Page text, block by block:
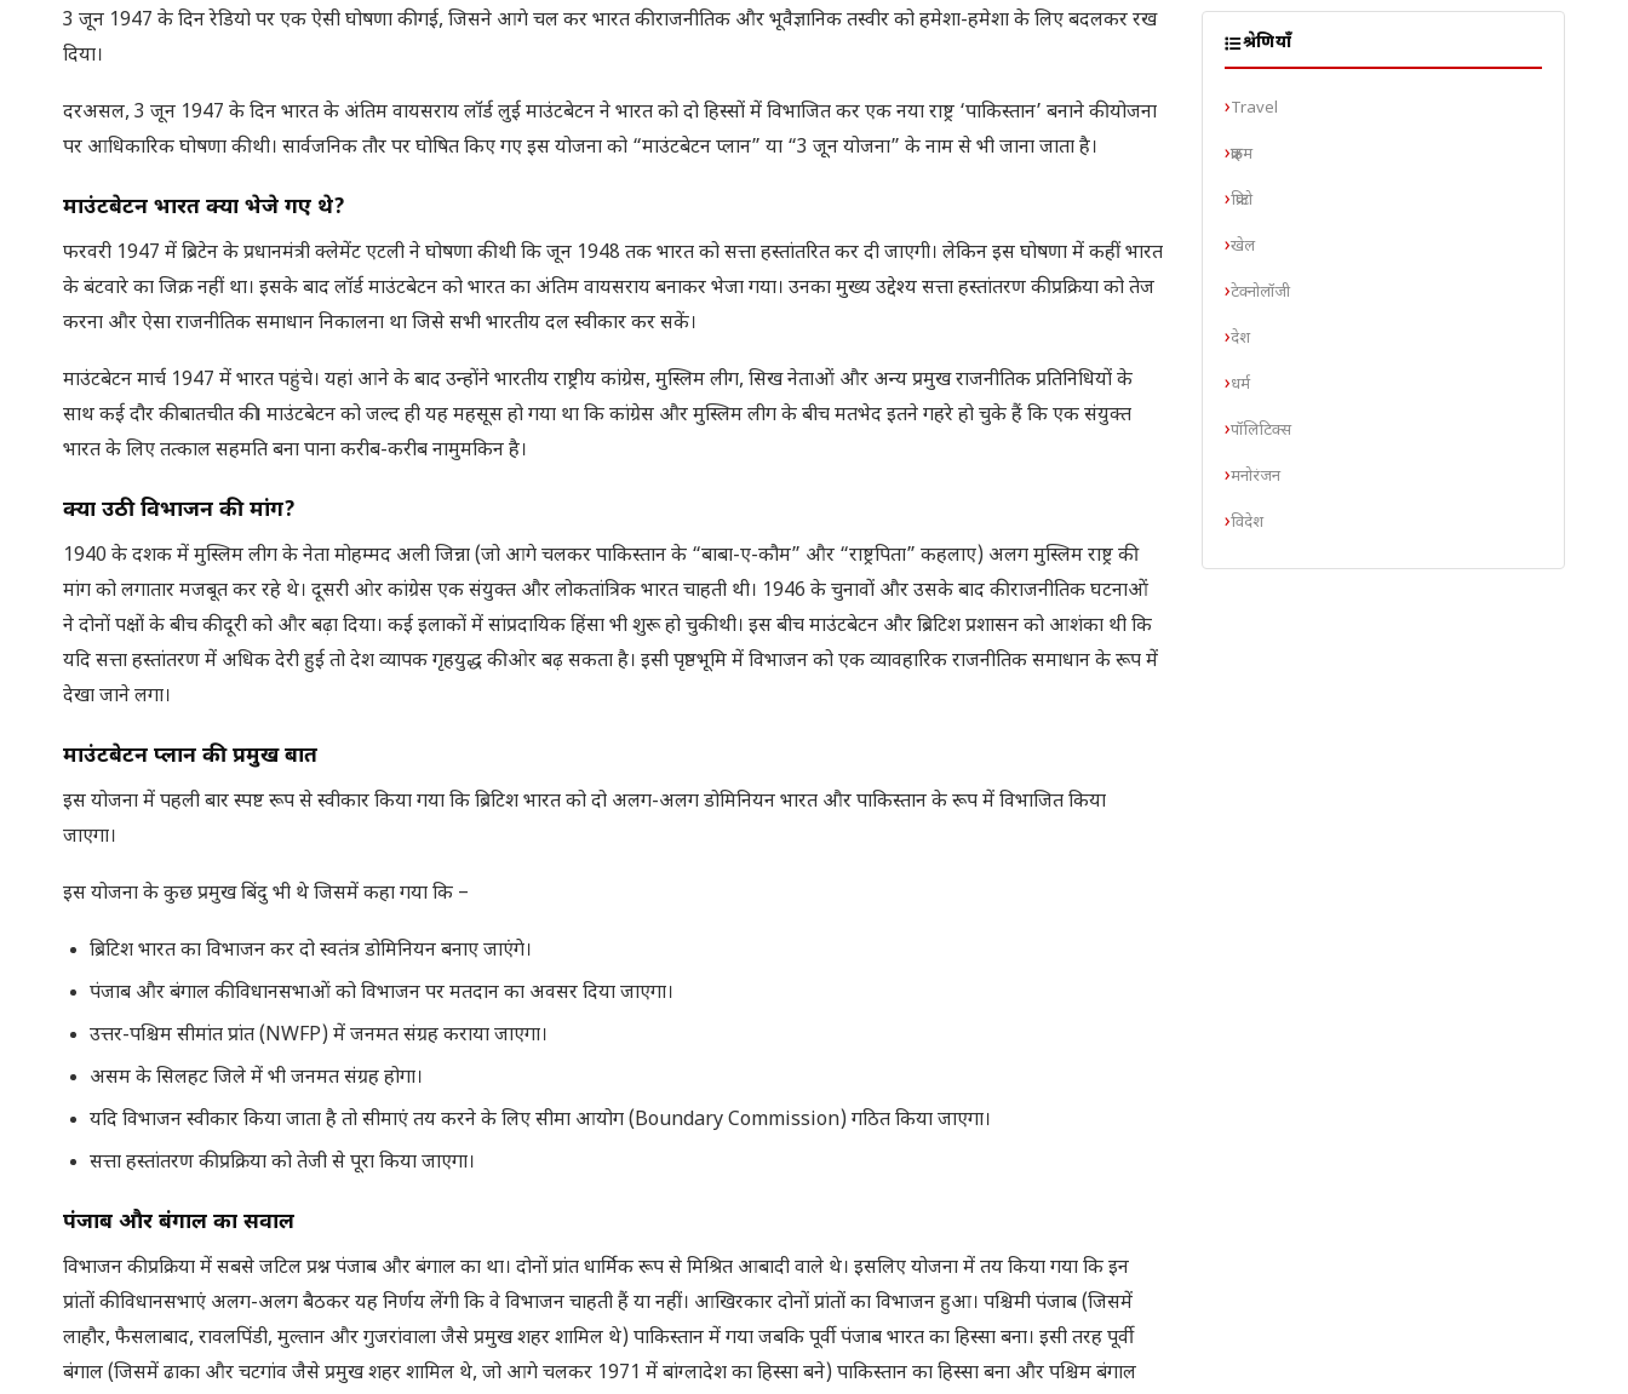
3 जून 1947 के दिन रेडियो पर एक ऐसी घोषणा की गई, जिसने आगे चल कर भारत की राजनीतिक और भूवैज्ञानिक तस्वीर को हमेशा-हमेशा के लिए बदलकर रख
दिया।
दरअसल, 3 जून 1947 के दिन भारत के अंतिम वायसराय लॉर्ड लुई माउंटबेटन ने भारत को दो हिस्सों में विभाजित कर एक नया राष्ट्र ‘पाकिस्तान’ बनाने की योजना
पर आधिकारिक घोषणा की थी। सार्वजनिक तौर पर घोषित किए गए इस योजना को “माउंटबेटन प्लान” या “3 जून योजना” के नाम से भी जाना जाता है।
माउंटबेटन भारत क्यों भेजे गए थे?
फरवरी 1947 में ब्रिटेन के प्रधानमंत्री क्लेमेंट एटली ने घोषणा की थी कि जून 1948 तक भारत को सत्ता हस्तांतरित कर दी जाएगी। लेकिन इस घोषणा में कहीं भारत
के बंटवारे का जिक्र नहीं था। इसके बाद लॉर्ड माउंटबेटन को भारत का अंतिम वायसराय बनाकर भेजा गया। उनका मुख्य उद्देश्य सत्ता हस्तांतरण की प्रक्रिया को तेज
करना और ऐसा राजनीतिक समाधान निकालना था जिसे सभी भारतीय दल स्वीकार कर सकें।
माउंटबेटन मार्च 1947 में भारत पहुंचे। यहां आने के बाद उन्होंने भारतीय राष्ट्रीय कांग्रेस, मुस्लिम लीग, सिख नेताओं और अन्य प्रमुख राजनीतिक प्रतिनिधियों के
साथ कई दौर की बातचीत की। माउंटबेटन को जल्द ही यह महसूस हो गया था कि कांग्रेस और मुस्लिम लीग के बीच मतभेद इतने गहरे हो चुके हैं कि एक संयुक्त
भारत के लिए तत्काल सहमति बना पाना करीब-करीब नामुमकिन है।
क्यों उठी विभाजन की मांग?
1940 के दशक में मुस्लिम लीग के नेता मोहम्मद अली जिन्ना (जो आगे चलकर पाकिस्तान के “बाबा-ए-कौम” और “राष्ट्रपिता” कहलाए) अलग मुस्लिम राष्ट्र की
मांग को लगातार मजबूत कर रहे थे। दूसरी ओर कांग्रेस एक संयुक्त और लोकतांत्रिक भारत चाहती थी। 1946 के चुनावों और उसके बाद की राजनीतिक घटनाओं
ने दोनों पक्षों के बीच की दूरी को और बढ़ा दिया। कई इलाकों में सांप्रदायिक हिंसा भी शुरू हो चुकी थी। इस बीच माउंटबेटन और ब्रिटिश प्रशासन को आशंका थी कि
यदि सत्ता हस्तांतरण में अधिक देरी हुई तो देश व्यापक गृहयुद्ध की ओर बढ़ सकता है। इसी पृष्ठभूमि में विभाजन को एक व्यावहारिक राजनीतिक समाधान के रूप में
देखा जाने लगा।
माउंटबेटन प्लान की प्रमुख बातें
इस योजना में पहली बार स्पष्ट रूप से स्वीकार किया गया कि ब्रिटिश भारत को दो अलग-अलग डोमिनियन भारत और पाकिस्तान के रूप में विभाजित किया
जाएगा।
इस योजना के कुछ प्रमुख बिंदु भी थे जिसमें कहा गया कि –
ब्रिटिश भारत का विभाजन कर दो स्वतंत्र डोमिनियन बनाए जाएंगे।
पंजाब और बंगाल की विधानसभाओं को विभाजन पर मतदान का अवसर दिया जाएगा।
उत्तर-पश्चिम सीमांत प्रांत (NWFP) में जनमत संग्रह कराया जाएगा।
असम के सिलहट जिले में भी जनमत संग्रह होगा।
यदि विभाजन स्वीकार किया जाता है तो सीमाएं तय करने के लिए सीमा आयोग (Boundary Commission) गठित किया जाएगा।
सत्ता हस्तांतरण की प्रक्रिया को तेजी से पूरा किया जाएगा।
पंजाब और बंगाल का सवाल
विभाजन की प्रक्रिया में सबसे जटिल प्रश्न पंजाब और बंगाल का था। दोनों प्रांत धार्मिक रूप से मिश्रित आबादी वाले थे। इसलिए योजना में तय किया गया कि इन
प्रांतों की विधानसभाएं अलग-अलग बैठकर यह निर्णय लेंगी कि वे विभाजन चाहती हैं या नहीं। आखिरकार दोनों प्रांतों का विभाजन हुआ। पश्चिमी पंजाब (जिसमें
लाहौर, फैसलाबाद, रावलपिंडी, मुल्तान और गुजरांवाला जैसे प्रमुख शहर शामिल थे) पाकिस्तान में गया जबकि पूर्वी पंजाब भारत का हिस्सा बना। इसी तरह पूर्वी
बंगाल (जिसमें ढाका और चटगांव जैसे प्रमुख शहर शामिल थे, जो आगे चलकर 1971 में बांग्लादेश का हिस्सा बने) पाकिस्तान का हिस्सा बना और पश्चिम बंगाल
श्रेणियाँ
Travel
क्राइम
क्रिप्टो
खेल
टेक्नोलॉजी
देश
धर्म
पॉलिटिक्स
मनोरंजन
विदेश